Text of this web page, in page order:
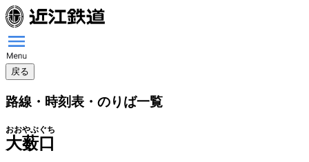
戻る
路線・時刻表・のりば一覧
大薮口
おおやぶぐち